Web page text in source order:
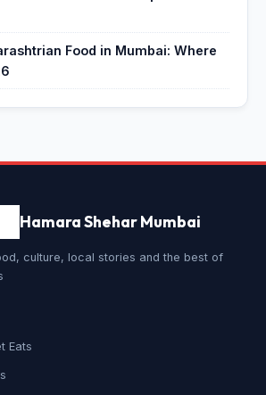
Food in Mumbai: Where
Hamara Shehar Mumbai
culture, local stories and the best of
Eats